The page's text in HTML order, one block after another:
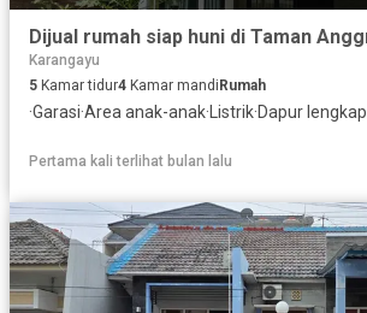
Karangayu
5 Kamar tidur4 Kamar mandi Rumah
·Garasi·Area anak-anak· Listrik·Dapur lengkap
Pertama kali terlihat bulan lalu